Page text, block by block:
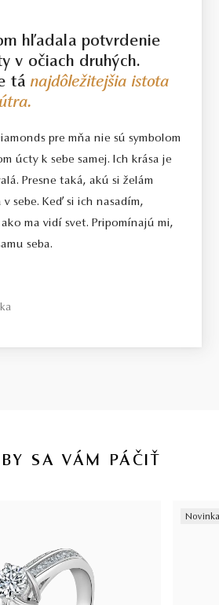
hľadala potvrdenie
v očiach druhých.
tánajdôležitejšia istota
pre mňa nie sú symbolom
úcty k sebe samej. Ich krása je
Presne taká, akú si želám
sebe. Keď si ich nasadím,
ma vidí svet. Pripomínajú mi,
seba.
SA VÁM PÁČIŤ
Novinka